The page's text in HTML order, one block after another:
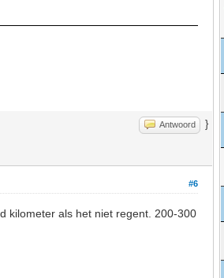
Antwoord }
#6
kilometer als het niet regent. 200-300